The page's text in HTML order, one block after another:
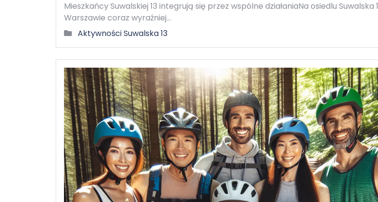
Mieszkańcy Suwalskiej 13 integrują się przez wspólne działaniaNa osiedlu Suwalska
Warszawie coraz wyraźniej…
Aktywności Suwalska 13